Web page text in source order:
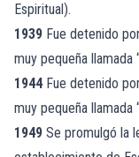
Espiritual).
1939 Fue detenido
muy pequeña llamada
1944Fue detenido
muy pequeña llamada
1949 Se promulgó la